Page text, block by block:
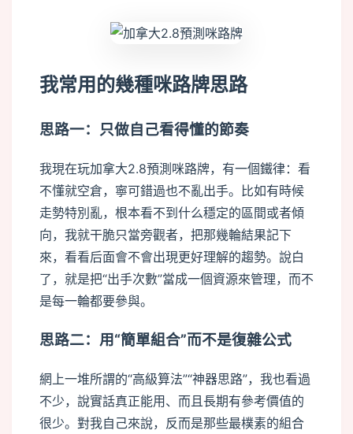
我常用的幾種咪路牌思路
思路一：只做自己看得懂的節奏
我現在玩加拿大2.8預測咪路牌，有一個鐵律：看
不懂就空倉，寧可錯過也不亂出手。比如有時候
走勢特別亂，根本看不到什么穩定的區間或者傾
向，我就干脆只當旁觀者，把那幾輪結果記下
來，看看后面會不會出現更好理解的趨勢。說白
了，就是把“出手次數”當成一個資源來管理，而不
是每一輪都要參與。
思路二：用“簡單組合”而不是復雜公式
網上一堆所謂的“高級算法”“神器思路”，我也看過
不少，說實話真正能用、而且長期有參考價值的
很少。對我自己來說，反而是那些最樸素的組合